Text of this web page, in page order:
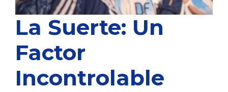
La Suerte: Un
Factor
Incontrolable